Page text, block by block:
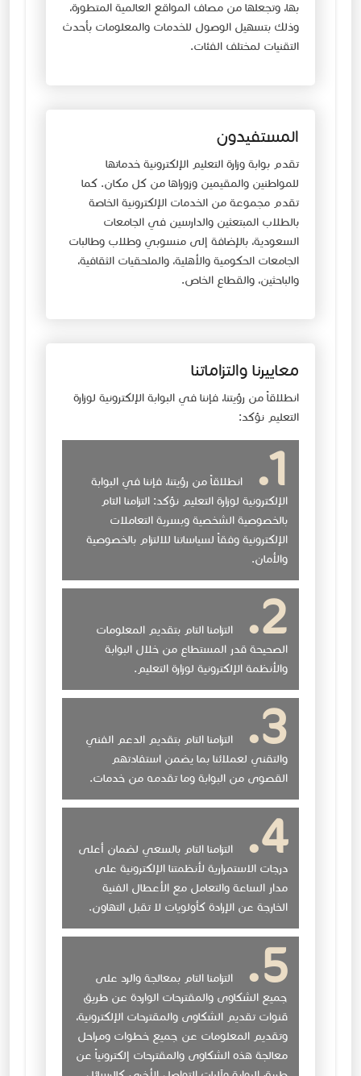
بها، وتجعلها من مصاف المواقع العالمية المتطورة،
وذلك بتسهيل الوصول للخدمات والمعلومات بأحدث
التقنيات لمختلف الفئات.
المستفيدون
تقدم بوابة وزارة التعليم الإلكترونية خدماتها
للمواطنين والمقيمين وزوراها من كل مكان. كما
تقدم مجموعة من الخدمات الإلكترونية الخاصة
بالطلاب المبتعثين والدارسين في الجامعات
السعودية، بالإضافة إلى منسوبي وطلاب وطالبات
الجامعات الحكومية والأهلية، والملحقيات الثقافية،
والباحثين، والقطاع الخاص.
معاييرنا والتزاماتنا
انطلاقاً من رؤيتنا، فإننا في البوابة الإلكترونية لوزارة
التعليم نؤكد:
انطلاقاً من رؤيتنا، فإننا في البوابة
الإلكترونية لوزارة التعليم نؤكد: التزامنا التام
بالخصوصية الشخصية وبسرية التعاملات
الإلكترونية وفقاً لسياساتنا للالتزام بالخصوصية
والأمان.
التزامنا التام بتقديم المعلومات
الصحيحة قدر المستطاع من خلال البوابة
والأنظمة الإلكترونية لوزارة التعليم.
التزامنا التام بتقديم الدعم الفني
والتقني لعملائنا بما يضمن استفادتهم
القصوى من البوابة وما تقدمه من خدمات.
التزامنا التام بالسعي لضمان أعلى
درجات الاستمرارية لأنظمتنا الإلكترونية على
مدار الساعة والتعامل مع الأعطال الفنية
الخارجة عن الإرادة كأولويات لا تقبل التهاون.
التزامنا التام بمعالجة والرد على
جميع الشكاوى والمقترحات الواردة عن طريق
قنوات تقديم الشكاوى والمقترحات الإلكترونية،
وتقديم المعلومات عن جميع خطوات ومراحل
معالجة هذه الشكاوى والمقترحات إلكترونياً عن